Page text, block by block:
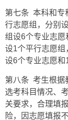
第七条 本科和专
行志愿组，分别
组设6个专业志
设1个平行志愿组
设6个专业志愿和
第八条 考生根据
选考科目情况、
关要求，合理填
险，因志愿填报